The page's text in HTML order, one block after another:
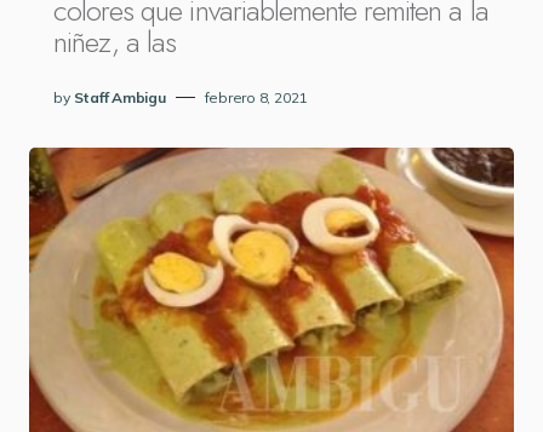
colores que invariablemente remiten a la
niñez, a las
by Staff Ambigu febrero 8, 2021